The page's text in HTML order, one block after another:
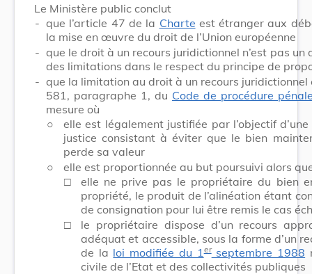
Le Ministère public conclut
- que l’article 47 de la Charte est étranger aux
la mise en œuvre du droit de l’Union européenne
- que le droit à un recours juridictionnel n’est pas
des limitations dans le respect du principe de
- que la limitation au droit à un recours
581, paragraphe 1, du Code de procédure
mesure où
○
elle est légalement justifiée par l’objectif
justice consistant à éviter que le bien
perde sa valeur
○
elle est proportionnée au but poursuivi alors
□
elle ne prive pas le propriétaire du bien
propriété, le produit de l’alinéation étant
de consignation pour lui être remis le cas
□
le propriétaire dispose d’un recours
adéquat et accessible, sous la forme d’un
de la loi modifiée du 1erseptembre 1988
civile de l’Etat et des collectivités publiques